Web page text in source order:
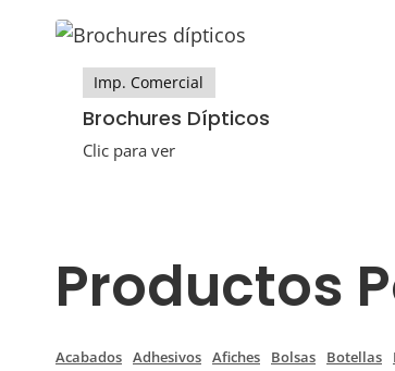
Imp. Comercial
Brochures Dípticos
Clic para ver
Productos
Acabados Adhesivos Afiches Bolsas Botellas